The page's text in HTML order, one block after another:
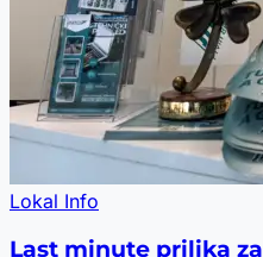
Lokal Info
Last minute prilika